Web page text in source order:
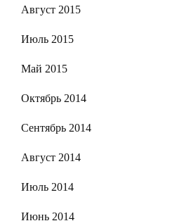
Август 2015
Июль 2015
Май 2015
Октябрь 2014
Сентябрь 2014
Август 2014
Июль 2014
Июнь 2014